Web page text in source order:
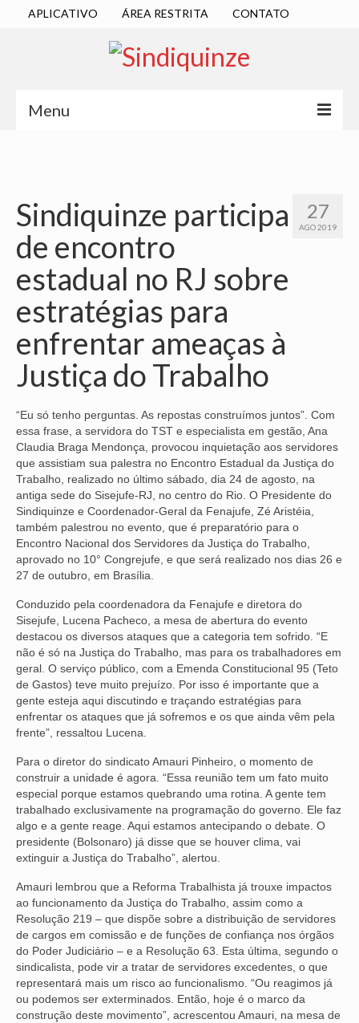
APLICATIVO ÁREA RESTRITA CONTATO
Menu
DIRETORIA EXECUTIVA
ESTATUTO
ATAS
LOCALIZAÇÃO
QUEM SOMOS
NOSSA HISTÓRIA
SUBSEDES
ARAÇATUBA
BAURU
PRESIDENTE PRUDENTE
RIBEIRÃO PRETO
SÃO JOSÉ DOS CAMPOS
SÃO JOSÉ DO RIO PRETO
SOROCABA
NOTÍCIAS
BOLETIM
CONVÊNIOS
SINDICALIZE-SE
JURÍDICO
APOSENTADOS
AGENTES DE POLÍCIA JUDICIAL
ANALISTAS JUDICIÁRIOS
ACESSIBILIDADE E INCLUSÃO
27
AGO 2019
Sindiquinze participa
de encontro
estadual no RJ sobre
estratégias para
enfrentar ameaças à
Justiça do Trabalho
“Eu só tenho perguntas. As repostas construímos juntos”. Com
essa frase, a servidora do TST e especialista em gestão, Ana
Claudia Braga Mendonça, provocou inquietação aos servidores
que assistiam sua palestra no Encontro Estadual da Justiça do
Trabalho, realizado no último sábado, dia 24 de agosto, na
antiga sede do Sisejufe-RJ, no centro do Rio. O Presidente do
Sindiquinze e Coordenador-Geral da Fenajufe, Zé Aristéia,
também palestrou no evento, que é preparatório para o
Encontro Nacional dos Servidores da Justiça do Trabalho,
aprovado no 10° Congrejufe, e que será realizado nos dias 26 e
27 de outubro, em Brasília.
Conduzido pela coordenadora da Fenajufe e diretora do
Sisejufe, Lucena Pacheco, a mesa de abertura do evento
destacou os diversos ataques que a categoria tem sofrido. “E
não é só na Justiça do Trabalho, mas para os trabalhadores em
geral. O serviço público, com a Emenda Constitucional 95 (Teto
de Gastos) teve muito prejuízo. Por isso é importante que a
gente esteja aqui discutindo e traçando estratégias para
enfrentar os ataques que já sofremos e os que ainda vêm pela
frente”, ressaltou Lucena.
Para o diretor do sindicato Amauri Pinheiro, o momento de
construir a unidade é agora. “Essa reunião tem um fato muito
especial porque estamos quebrando uma rotina. A gente tem
trabalhado exclusivamente na programação do governo. Ele faz
algo e a gente reage. Aqui estamos antecipando o debate. O
presidente (Bolsonaro) já disse que se houver clima, vai
extinguir a Justiça do Trabalho”, alertou.
Amauri lembrou que a Reforma Trabalhista já trouxe impactos
ao funcionamento da Justiça do Trabalho, assim como a
Resolução 219 – que dispõe sobre a distribuição de servidores
de cargos em comissão e de funções de confiança nos órgãos
do Poder Judiciário – e a Resolução 63. Esta última, segundo o
sindicalista, pode vir a tratar de servidores excedentes, o que
representará mais um risco ao funcionalismo. “Ou reagimos já
ou podemos ser exterminados. Então, hoje é o marco da
construção deste movimento”, acrescentou Amauri, na mesa de